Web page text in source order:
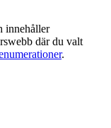
innehåller
där du valt
.